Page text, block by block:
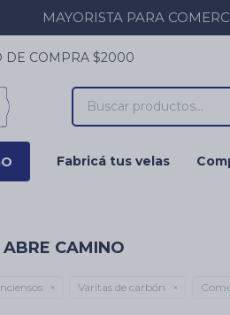
MAYORISTA PARA
Fabricá tus velas
DE COMPRA $2000
CAMINO
Varitas de carbón